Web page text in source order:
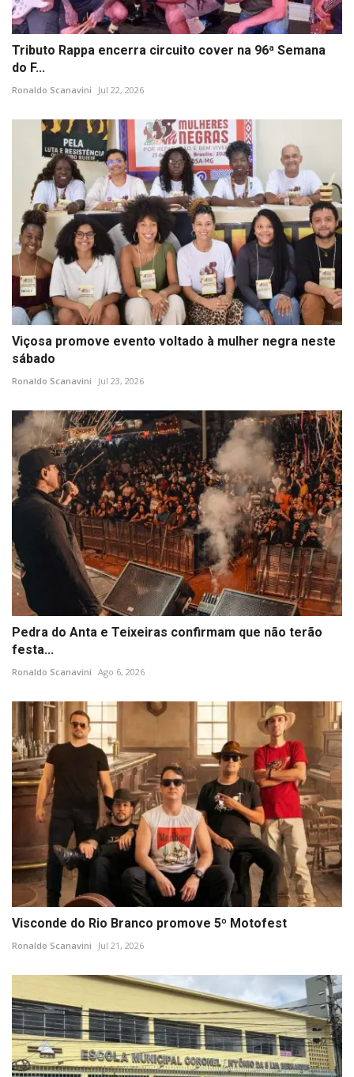
Tributo Rappa encerra circuito cover na 96ª Semana
do F...
Ronaldo Scanavini Jul 22, 2026
Viçosa promove evento voltado à mulher negra neste
sábado
Ronaldo Scanavini Jul 23, 2026
Pedra do Anta e Teixeiras confirmam que não terão
festa...
Ronaldo Scanavini Ago 6, 2026
Visconde do Rio Branco promove 5º Motofest
Ronaldo Scanavini Jul 21, 2026